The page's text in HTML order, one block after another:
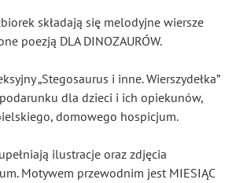
składają się melodyjne wiersze
poezją DLA DINOZAURÓW.
„Stegosaurus i inne. Wierszydełka”
dla dzieci i ich opiekunów,
domowego hospicjum.
ilustracje oraz zdjęcia
Motywem przewodnim jest MIESIĄC